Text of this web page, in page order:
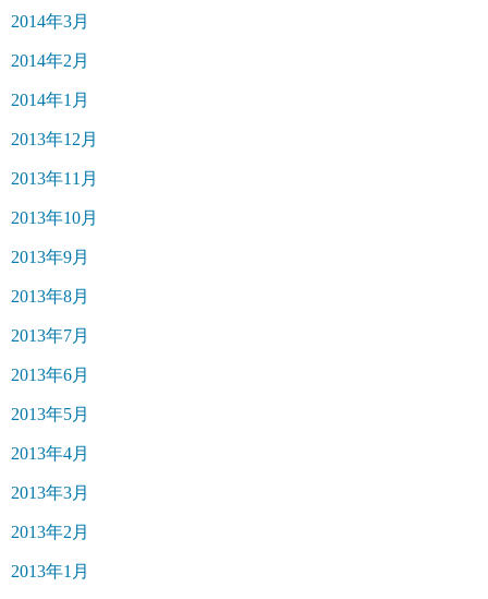
2014年3月
2014年2月
2014年1月
2013年12月
2013年11月
2013年10月
2013年9月
2013年8月
2013年7月
2013年6月
2013年5月
2013年4月
2013年3月
2013年2月
2013年1月